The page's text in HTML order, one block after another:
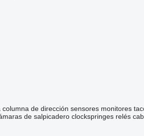
de dirección sensores monitores
de salpicadero clockspringes relés